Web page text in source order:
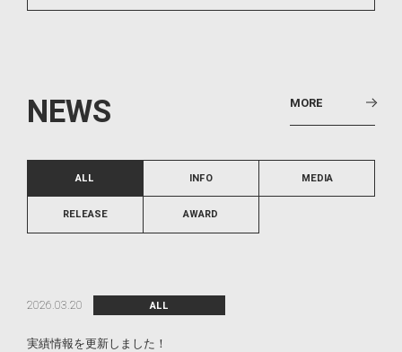
NEWS MORE
ALL INFO MEDIA
RELEASE AWARD
2026.03.20 ALL
実績情報を更新しました！